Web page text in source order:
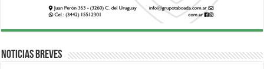
Noticias breves